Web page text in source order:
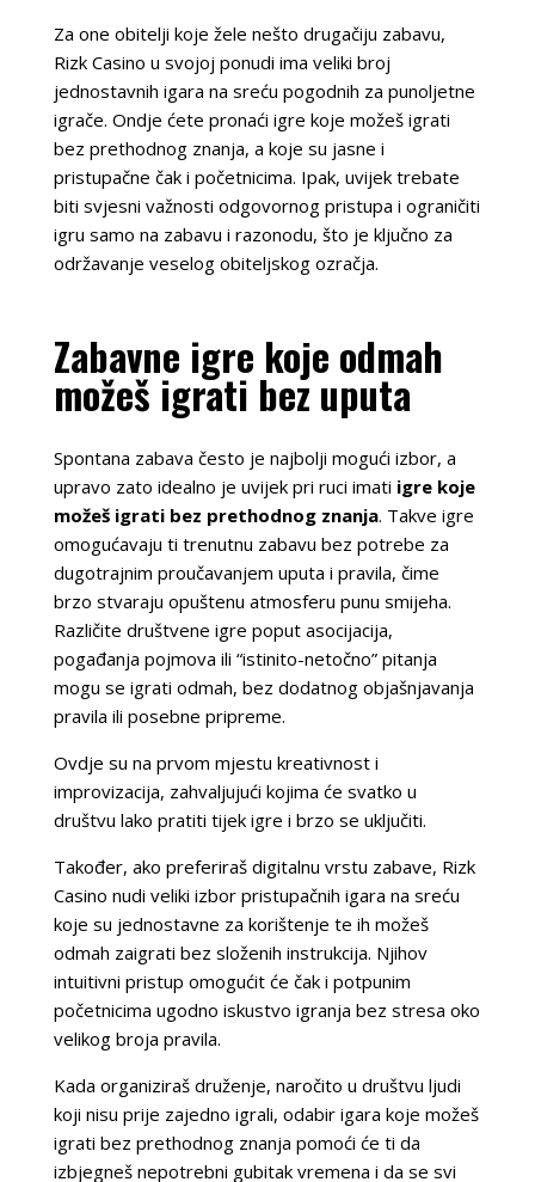
Za one obitelji koje žele nešto drugačiju zabavu,
Rizk Casino u svojoj ponudi ima veliki broj
jednostavnih igara na sreću pogodnih za punoljetne
igrače. Ondje ćete pronaći igre koje možeš igrati
bez prethodnog znanja, a koje su jasne i
pristupačne čak i početnicima. Ipak, uvijek trebate
biti svjesni važnosti odgovornog pristupa i ograničiti
igru samo na zabavu i razonodu, što je ključno za
održavanje veselog obiteljskog ozračja.
Zabavne igre koje odmah
možeš igrati bez uputa
Spontana zabava često je najbolji mogući izbor, a
upravo zato idealno je uvijek pri ruci imati igre koje
možeš igrati bez prethodnog znanja. Takve igre
omogućavaju ti trenutnu zabavu bez potrebe za
dugotrajnim proučavanjem uputa i pravila, čime
brzo stvaraju opuštenu atmosferu punu smijeha.
Različite društvene igre poput asocijacija,
pogađanja pojmova ili “istinito-netočno” pitanja
mogu se igrati odmah, bez dodatnog objašnjavanja
pravila ili posebne pripreme.
Ovdje su na prvom mjestu kreativnost i
improvizacija, zahvaljujući kojima će svatko u
društvu lako pratiti tijek igre i brzo se uključiti.
Također, ako preferiraš digitalnu vrstu zabave, Rizk
Casino nudi veliki izbor pristupačnih igara na sreću
koje su jednostavne za korištenje te ih možeš
odmah zaigrati bez složenih instrukcija. Njihov
intuitivni pristup omogućit će čak i potpunim
početnicima ugodno iskustvo igranja bez stresa oko
velikog broja pravila.
Kada organiziraš druženje, naročito u društvu ljudi
koji nisu prije zajedno igrali, odabir igara koje možeš
igrati bez prethodnog znanja pomoći će ti da
izbjegneš nepotrebni gubitak vremena i da se svi